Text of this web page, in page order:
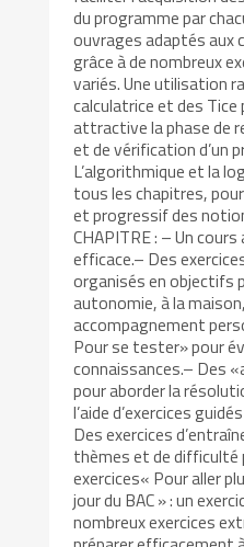
du programme par
ouvrages adaptés aux
grâce à de nombreux
variés. Une utilisation
calculatrice et des Tice
attractive la phase de
et de vérification d’un
L’algorithmique et la
tous les chapitres,
et progressif des
CHAPITRE : – Un
efficace.– Des
organisés en objectifs
autonomie, à la
accompagnement
Pour se tester» pour
connaissances.– Des
pour aborder la
l’aide d’exercices
Des exercices
thèmes et de difficulté
exercices« Pour aller
jour du BAC » : un
nombreux exercices